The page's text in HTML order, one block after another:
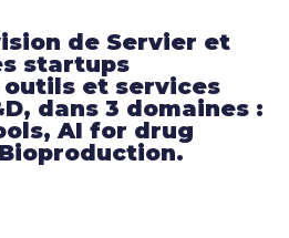
de Servier et
startups
et services
dans 3 domaines :
AI for drug